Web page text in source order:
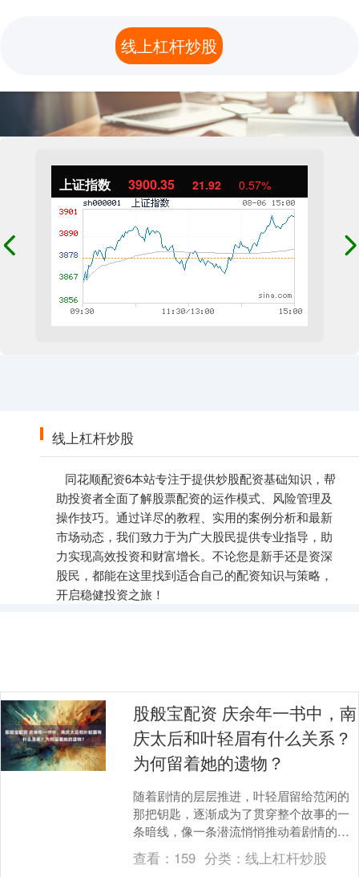
上证指数 3900.35 21.92 0.57%
线上杠杆炒股
同花顺配资6本站专注于提供炒股配资基础知识，帮
助投资者全面了解股票配资的运作模式、风险管理及
操作技巧。通过详尽的教程、实用的案例分析和最新
市场动态，我们致力于为广大股民提供专业指导，助
力实现高效投资和财富增长。不论您是新手还是资深
股民，都能在这里找到适合自己的配资知识与策略，
开启稳健投资之旅！
线上杠杆炒股
股般宝配资 庆余年一书中，南
庆太后和叶轻眉有什么关系？
为何留着她的遗物？
随着剧情的层层推进，叶轻眉留给范闲的
那把钥匙，逐渐成为了贯穿整个故事的一
条暗线，像一条潜流悄悄推动着剧情的发
展。然而，这把钥匙为什么会落在太后的
手里呢？难道说，....
查看： 159 分类： 线上杠杆炒股